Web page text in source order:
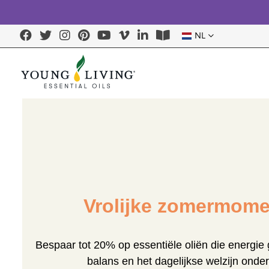
NL
Vrolijke
Bespaar tot 20% op essentiële oliën die energie
balans en het dagelijkse welzijn